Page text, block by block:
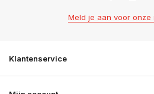
Meld je aan voor
Klantenservice